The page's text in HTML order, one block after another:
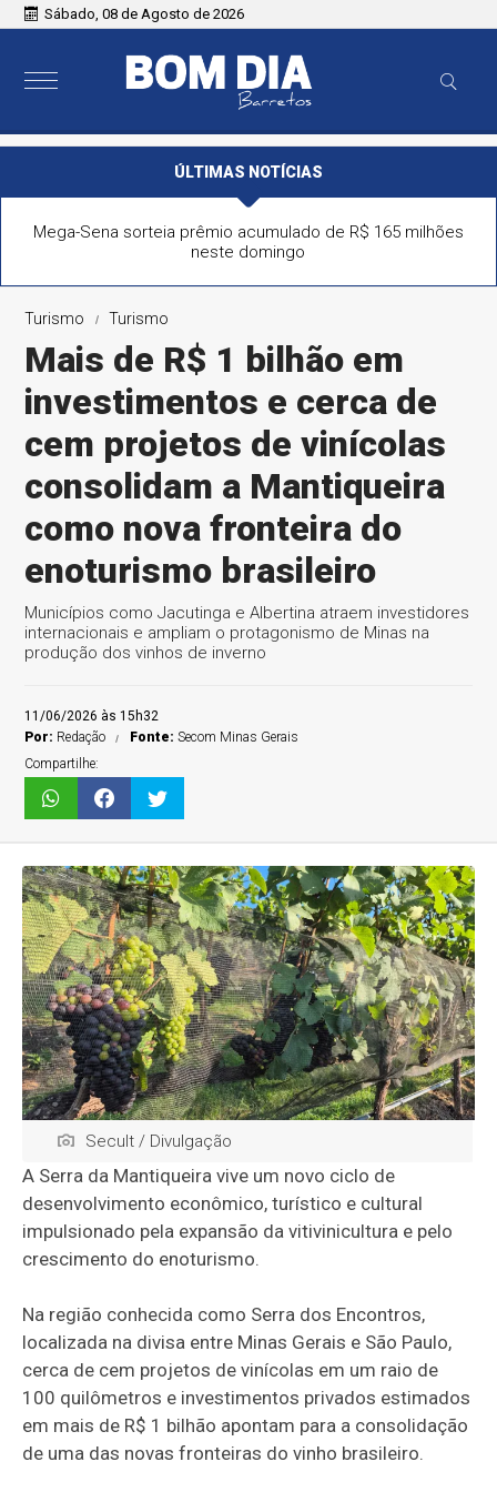
Sábado, 08 de Agosto de 2026
ÚLTIMAS NOTÍCIAS
Mega-Sena sorteia prêmio acumulado de R$ 165 milhões
neste domingo
Turismo Turismo
Mais de R$ 1 bilhão em
investimentos e cerca de
cem projetos de vinícolas
consolidam a Mantiqueira
como nova fronteira do
enoturismo brasileiro
Municípios como Jacutinga e Albertina atraem investidores
internacionais e ampliam o protagonismo de Minas na
produção dos vinhos de inverno
11/06/2026 às 15h32
Por: Redação Fonte:Secom Minas Gerais
Compartilhe:
Secult / Divulgação
A Serra da Mantiqueira vive um novo ciclo de
desenvolvimento econômico, turístico e cultural
impulsionado pela expansão da vitivinicultura e pelo
crescimento do enoturismo.
Na região conhecida como Serra dos Encontros,
localizada na divisa entre Minas Gerais e São Paulo,
cerca de cem projetos de vinícolas em um raio de
100 quilômetros e investimentos privados estimados
em mais de R$ 1 bilhão apontam para a consolidação
de uma das novas fronteiras do vinho brasileiro.